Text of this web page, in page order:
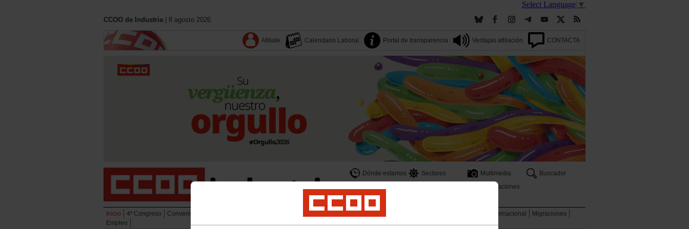
Select Language ▼
CCOO de Industria | 8 agosto 2026.
Afiliate Calendario Laboral Portal de transparencia Ventajas afiliación CONTACTA
Dónde estamos Sectores Multimedia
Buscador
Publicaciones
Inicio 4º Congreso Convenios Internacional
Migraciones
Empleo